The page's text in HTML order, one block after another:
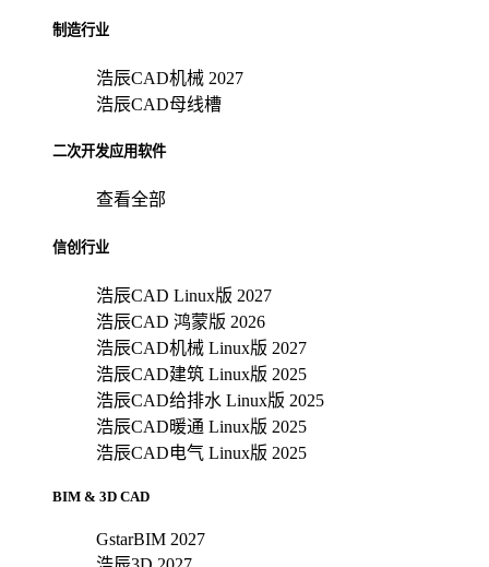
制造行业
浩辰CAD机械 2027
浩辰CAD母线槽
二次开发应用软件
查看全部
信创行业
浩辰CAD Linux版 2027
浩辰CAD 鸿蒙版 2026
浩辰CAD机械 Linux版 2027
浩辰CAD建筑 Linux版 2025
浩辰CAD给排水 Linux版 2025
浩辰CAD暖通 Linux版 2025
浩辰CAD电气 Linux版 2025
BIM & 3D CAD
GstarBIM 2027